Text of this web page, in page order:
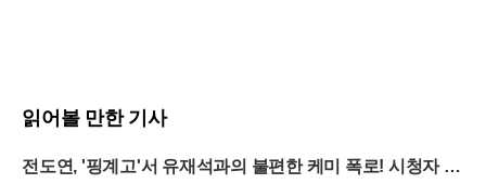
읽어볼 만한 기사
전도연, '핑계고'서 유재석과의 불편한 케미 폭로! 시청자 반